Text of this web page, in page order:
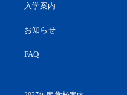
入学案内
お知らせ
FAQ